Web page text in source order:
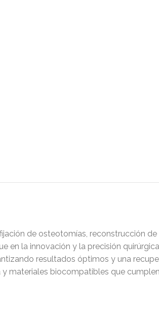
de osteotomías, reconstrucción
en la innovación y la precisión
resultados óptimos y una
materiales biocompatibles que